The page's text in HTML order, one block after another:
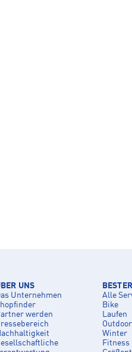
UNS
Unternehmen
werden
Alle
Bike
Laufen
Outdoor
Winter
Fitness